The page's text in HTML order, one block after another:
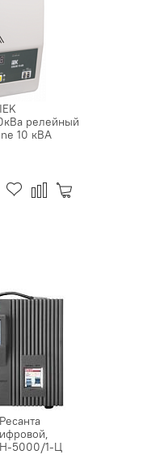
релейный
10 кВА
5000/1-Ц